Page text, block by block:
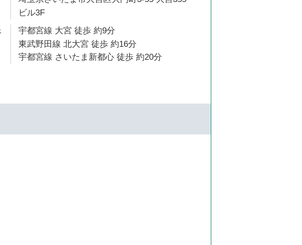
ビル3F
宇都宮線 大宮 徒歩 約9分
東武野田線 北大宮 徒歩 約16分
宇都宮線 さいたま新都心 徒歩 約20分